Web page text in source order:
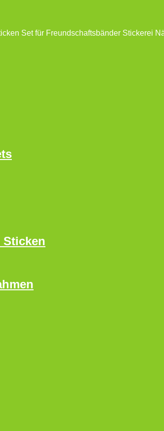
Set für Freundschaftsbänder Stickerei
Sticken